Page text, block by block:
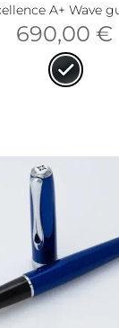
A+ Wave
690,00 €